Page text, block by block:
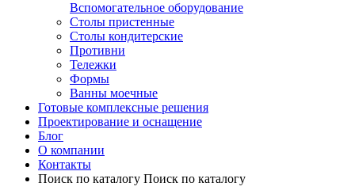
Вспомогательное оборудование
Столы пристенные
Столы кондитерские
Противни
Тележки
Формы
Ванны моечные
Готовые комплексные решения
Проектирование и оснащение
Блог
О компании
Контакты
Поиск по каталогу Поиск по каталогу